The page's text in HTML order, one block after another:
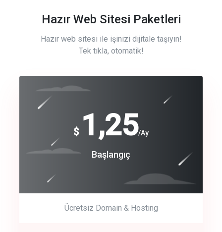
Hazır Web Sitesi Paketleri
Hazır web sitesi ile işinizi dijitale taşıyın!
Tek tıkla, otomatik!
$ 1,25/Ay
Başlangıç
Ücretsiz Domain & Hosting
Free
Basic